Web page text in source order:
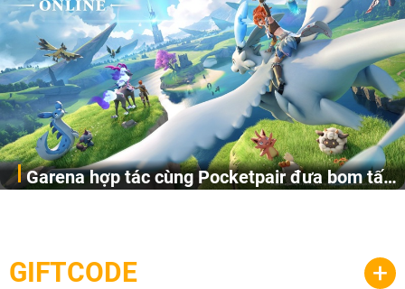
Garena hợp tác cùng Pocketpair đưa bom tấn
cầu, theo giấy phép chính thức từ công ty game Nhật Bản
Pocketpair, Inc.
GIFTCODE +